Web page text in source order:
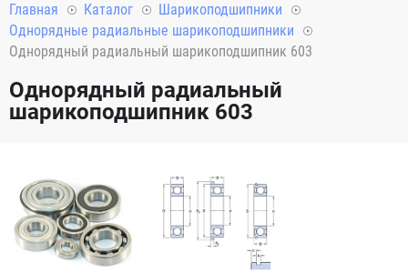
Главная Каталог
Шарикоподшипники
Однорядные радиальные шарикоподшипники
Однорядный радиальный шарикоподшипник 603
Однорядный радиальный
шарикоподшипник 603